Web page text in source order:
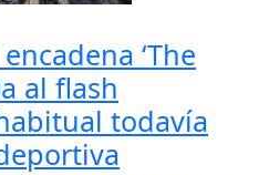
‘The
al flash
todavía